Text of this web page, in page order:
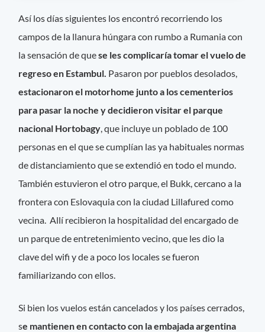
Así los días siguientes los encontró recorriendo los
campos de la llanura húngara con rumbo a Rumania con
la sensación de quese les complicaría tomar el vuelo de
regreso en Estambul. Pasaron por pueblos desolados,
estacionaron el motorhome junto a los cementerios
para pasar la noche y decidieron visitar el parque
nacional Hortobagy , que incluye un poblado de 100
personas en el que se cumplían las ya habituales normas
de distanciamiento que se extendió en todo el mundo.
También estuvieron el otro parque, el Bukk, cercano a la
frontera con Eslovaquia con la ciudad Lillafured como
vecina. Allí recibieron la hospitalidad del encargado de
un parque de entretenimiento vecino, que les dio la
clave del wifi y de a poco los locales se fueron
familiarizando con ellos.
Si bien los vuelos están cancelados y los países cerrados,
se mantienen en contacto con la embajada argentina